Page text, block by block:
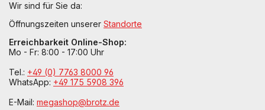
Wir sind für Sie da:
Öffnungszeiten unserer Standorte
Erreichbarkeit Online-Shop:
Mo - Fr: 8:00 - 17:00 Uhr
Tel.: +49 (0) 7763 8000 96
WhatsApp: +49 175 5908 396
E-Mail: megashop@brotz.de